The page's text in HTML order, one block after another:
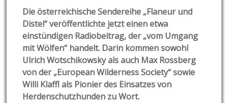
Die österreichische Sendereihe „Flaneur und
Distel“ veröffentlichte jetzt einen etwa
einstündigen Radiobeitrag, der „vom Umgang
mit Wölfen“ handelt. Darin kommen sowohl
Ulrich Wotschikowsky als auch Max Rossberg
von der „European Wilderness Society“ sowie
Willi Klaffl als Pionier des Einsatzes von
Herdenschutzhunden zu Wort.